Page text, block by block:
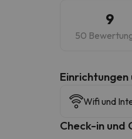
9
50
Wifi und
Check-in und